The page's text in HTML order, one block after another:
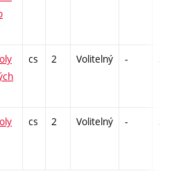
cs 2 Volitelný -
cs 2 Volitelný -